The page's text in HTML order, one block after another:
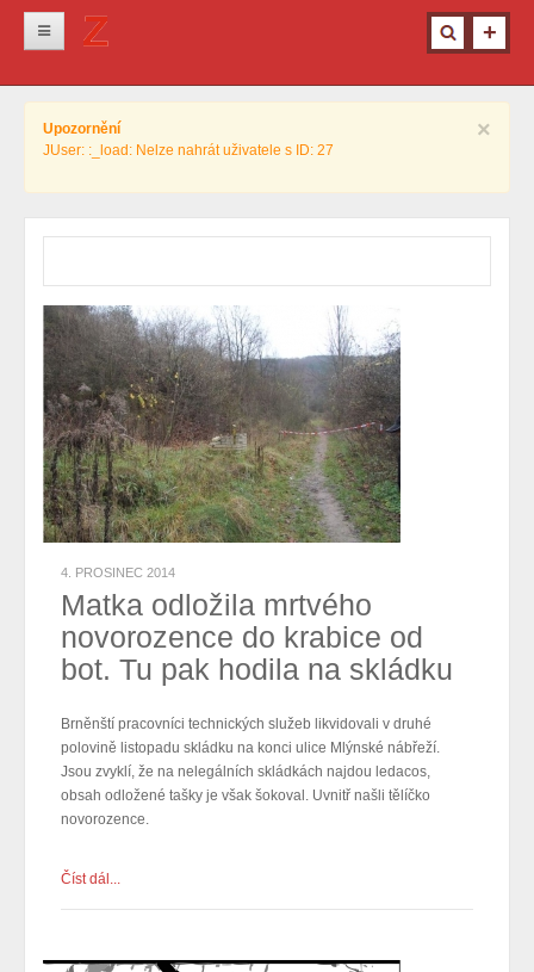
Krimi
Info z města
Ostatní
×
Upozornění
JUser: :_load: Nelze nahrát uživatele s ID: 27
4. PROSINEC 2014
Matka odložila mrtvého
novorozence do krabice od
bot. Tu pak hodila na skládku
Brněnští pracovníci technických služeb likvidovali v druhé
polovině listopadu skládku na konci ulice Mlýnské nábřeží.
Jsou zvyklí, že na nelegálních skládkách najdou ledacos,
obsah odložené tašky je však šokoval. Uvnitř našli tělíčko
novorozence.
Číst dál...